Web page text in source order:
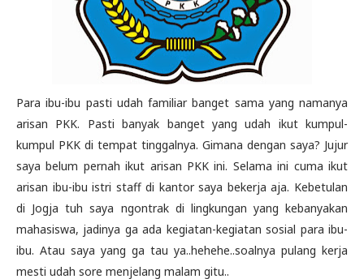
Para ibu-ibu pasti udah familiar banget sama yang namanya
arisan PKK. Pasti banyak banget yang udah ikut kumpul-
kumpul PKK di tempat tinggalnya. Gimana dengan saya? Jujur
saya belum pernah ikut arisan PKK ini. Selama ini cuma ikut
arisan ibu-ibu istri staff di kantor saya bekerja aja. Kebetulan
di Jogja tuh saya ngontrak di lingkungan yang kebanyakan
mahasiswa, jadinya ga ada kegiatan-kegiatan sosial para ibu-
ibu. Atau saya yang ga tau ya..hehehe..soalnya pulang kerja
mesti udah sore menjelang malam gitu..